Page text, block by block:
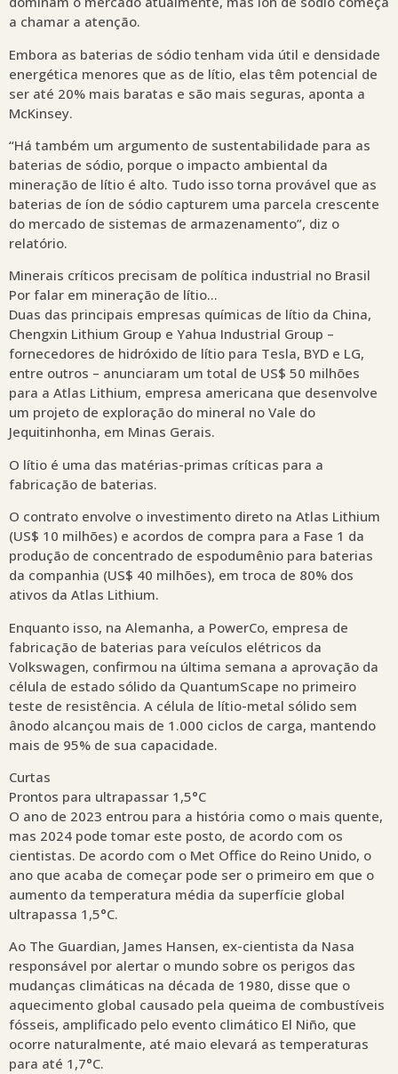
a chamar a atenção.
Embora as baterias de sódio tenham vida útil e densidade
energética menores que as de lítio, elas têm potencial de
ser até 20% mais baratas e são mais seguras, aponta a
McKinsey.
“Há também um argumento de sustentabilidade para as
baterias de sódio, porque o impacto ambiental da
mineração de lítio é alto. Tudo isso torna provável que as
baterias de íon de sódio capturem uma parcela crescente
do mercado de sistemas de armazenamento”, diz o
relatório.
Minerais críticos precisam de política industrial no Brasil
Por falar em mineração de lítio…
Duas das principais empresas químicas de lítio da China,
Chengxin Lithium Group e Yahua Industrial Group –
fornecedores de hidróxido de lítio para Tesla, BYD e LG,
entre outros – anunciaram um total de US$ 50 milhões
para a Atlas Lithium, empresa americana que desenvolve
um projeto de exploração do mineral no Vale do
Jequitinhonha, em Minas Gerais.
O lítio é uma das matérias-primas críticas para a
fabricação de baterias.
O contrato envolve o investimento direto na Atlas Lithium
(US$ 10 milhões) e acordos de compra para a Fase 1 da
produção de concentrado de espodumênio para baterias
da companhia (US$ 40 milhões), em troca de 80% dos
ativos da Atlas Lithium.
Enquanto isso, na Alemanha, a PowerCo, empresa de
fabricação de baterias para veículos elétricos da
Volkswagen, confirmou na última semana a aprovação da
célula de estado sólido da QuantumScape no primeiro
teste de resistência. A célula de lítio-metal sólido sem
ânodo alcançou mais de 1.000 ciclos de carga, mantendo
mais de 95% de sua capacidade.
Curtas
Prontos para ultrapassar 1,5°C
O ano de 2023 entrou para a história como o mais quente,
mas 2024 pode tomar este posto, de acordo com os
cientistas. De acordo com o Met Office do Reino Unido, o
ano que acaba de começar pode ser o primeiro em que o
aumento da temperatura média da superfície global
ultrapassa 1,5°C.
Ao The Guardian, James Hansen, ex-cientista da Nasa
responsável por alertar o mundo sobre os perigos das
mudanças climáticas na década de 1980, disse que o
aquecimento global causado pela queima de combustíveis
fósseis, amplificado pelo evento climático El Niño, que
ocorre naturalmente, até maio elevará as temperaturas
para até 1,7°C.